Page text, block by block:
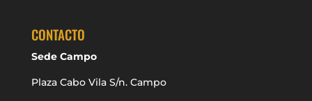
CONTACTO
Sede Campo
Plaza Cabo Vila S/n. Campo